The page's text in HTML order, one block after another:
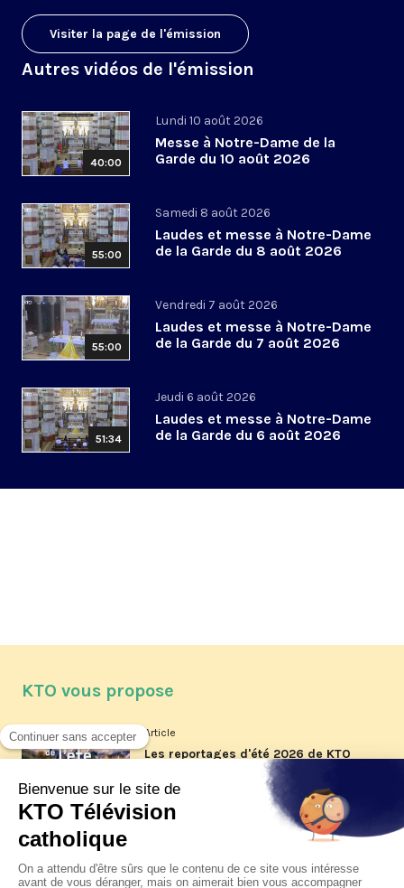
Visiter la page de l'émission
Autres vidéos de l'émission
40:00
Lundi 10 août 2026
Messe à Notre-Dame de la
Garde du 10 août 2026
55:00
Samedi 8 août 2026
Laudes et messe à Notre-Dame
de la Garde du 8 août 2026
55:00
Vendredi 7 août 2026
Laudes et messe à Notre-Dame
de la Garde du 7 août 2026
51:34
Jeudi 6 août 2026
Laudes et messe à Notre-Dame
de la Garde du 6 août 2026
KTO vous propose
Article
Les reportages d'été 2026 de KTO
Article
La visite pastorale du pape Léon
jeudi 6 août